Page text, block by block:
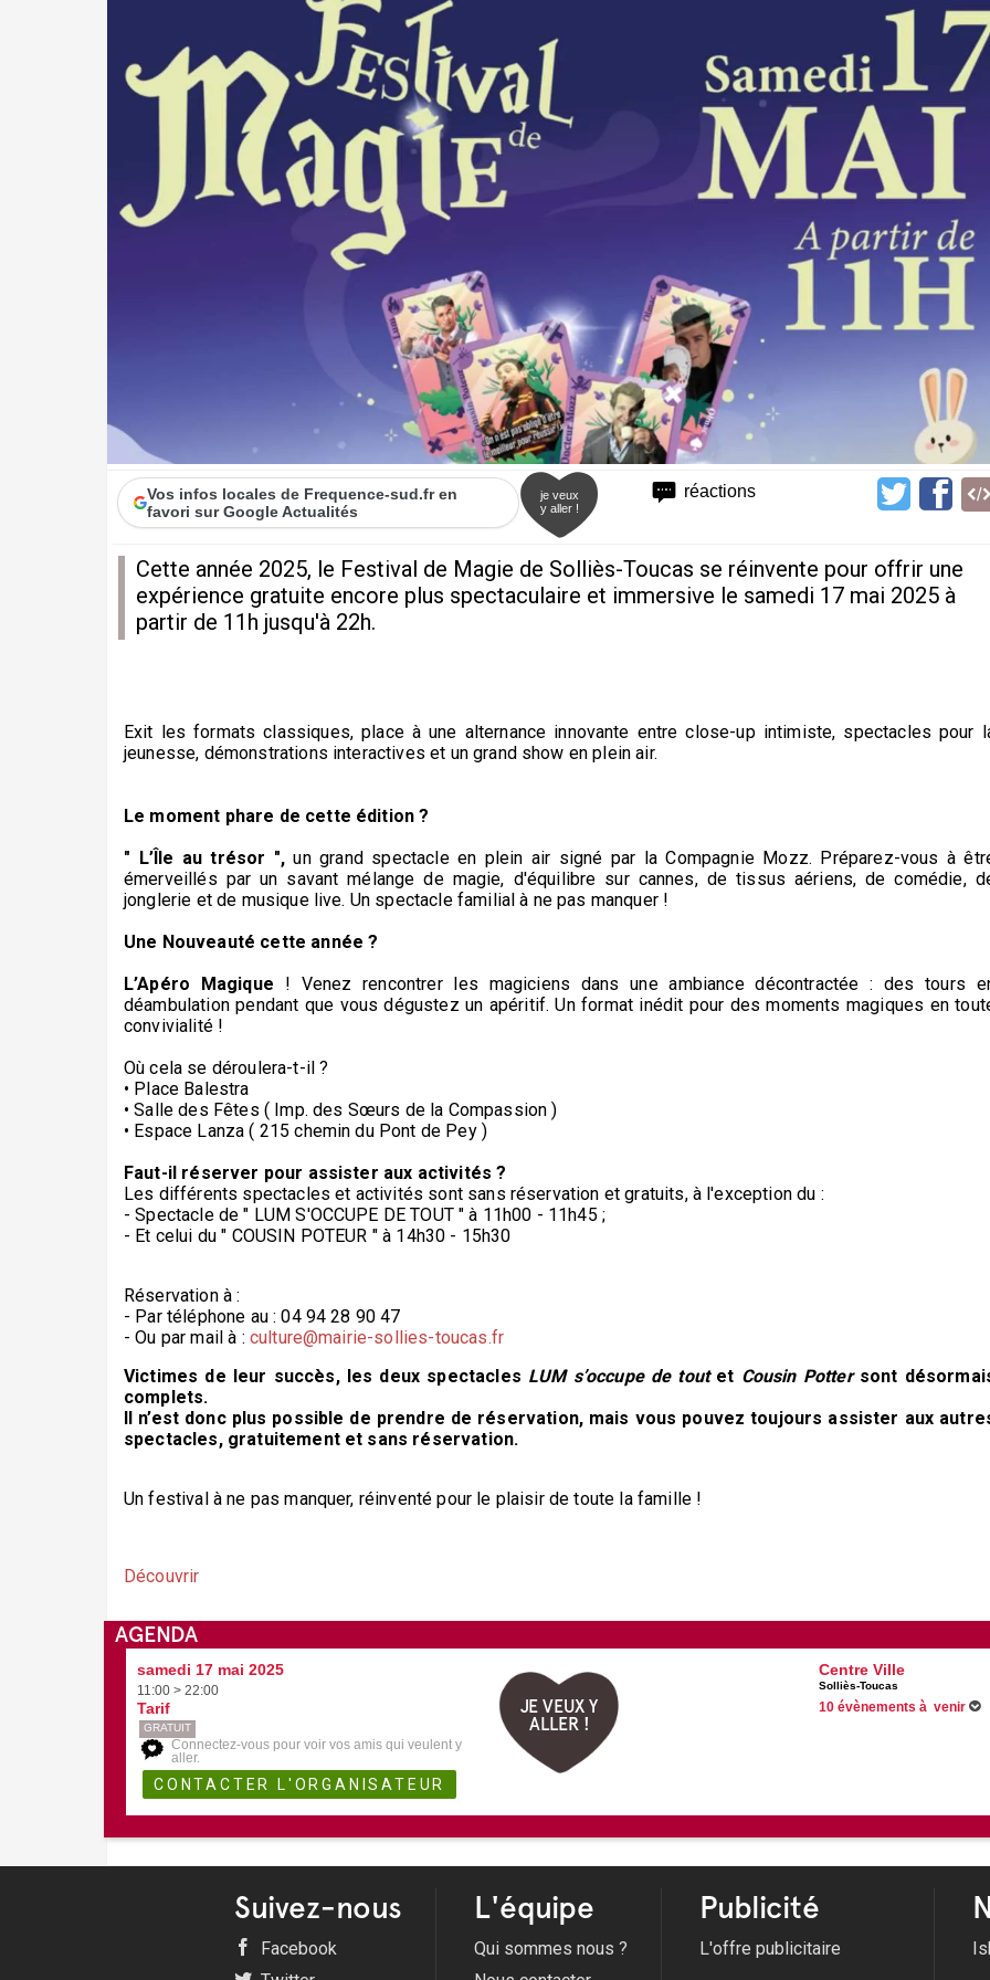
réactions
Vos infos locales de Frequence-sud.fr en
favori sur Google Actualités
je veux
y aller !
Cette année 2025, le Festival de Magie de Solliès-Toucas se réinvente pour offrir une
expérience gratuite encore plus spectaculaire et immersive le samedi 17 mai 2025 à
partir de 11h jusqu'à 22h.
Exit les formats classiques, place à une alternance innovante entre close-up intimiste, spectacles pour
jeunesse, démonstrations interactives et un grand show en plein air.
Le moment phare de cette édition ?
" L’Île au trésor ", un grand spectacle en plein air signé par la Compagnie Mozz. Préparez-vous à
émerveillés par un savant mélange de magie, d'équilibre sur cannes, de tissus aériens, de comédie,
jonglerie et de musique live. Un spectacle familial à ne pas manquer !
Une Nouveauté cette année ?
L’Apéro Magique ! Venez rencontrer les magiciens dans une ambiance décontractée : des tours
déambulation pendant que vous dégustez un apéritif. Un format inédit pour des moments magiques en
convivialité !
Où cela se déroulera-t-il ?
• Place Balestra
• Salle des Fêtes ( Imp. des Sœurs de la Compassion )
• Espace Lanza ( 215 chemin du Pont de Pey )
Faut-il réserver pour assister aux activités ?
Les différents spectacles et activités sont sans réservation et gratuits, à l'exception du :
- Spectacle de " LUM S'OCCUPE DE TOUT " à 11h00 - 11h45 ;
- Et celui du " COUSIN POTEUR " à 14h30 - 15h30
Réservation à :
- Par téléphone au : 04 94 28 90 47
- Ou par mail à : culture@mairie-sollies-toucas.fr
Victimes de leur succès, les deux spectacles LUM s’occupe de toutet Cousin Pottersont
complets.
Il n’est donc plus possible de prendre de réservation, mais vous pouvez toujours assister aux
spectacles, gratuitement et sans réservation.
Un festival à ne pas manquer, réinventé pour le plaisir de toute la famille !
Découvrir
AGENDA
samedi 17 mai 2025
11:00 > 22:00
Tarif
GRATUIT
Connectez-vous pour voir vos amis qui veulent y
aller.
JE VEUX Y
ALLER !
Centre Ville
Solliès-Toucas
10 évènements à venir
Suivez-nous
Facebook
L'équipe
Qui sommes nous ?
Publicité
L'offre publicitaire